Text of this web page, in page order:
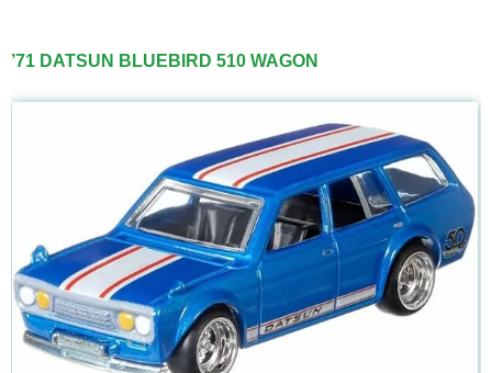
’71 DATSUN BLUEBIRD 510 WAGON